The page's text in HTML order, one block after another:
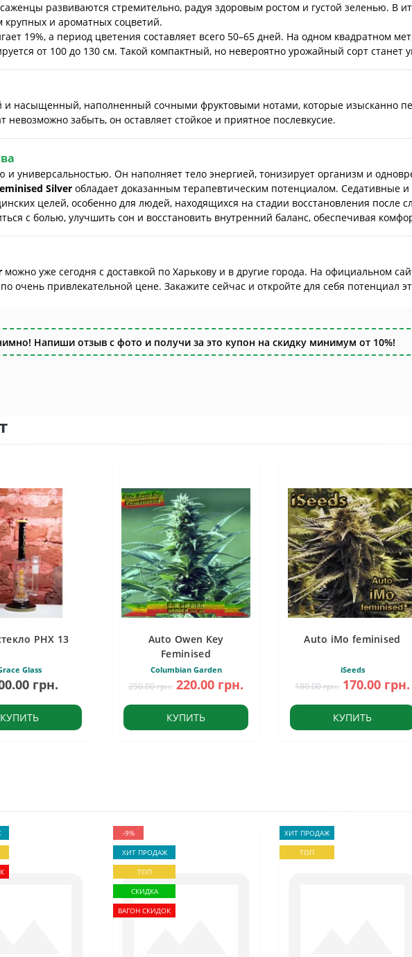
развиваются стремительно, радуя здоровым ростом и густой зеленью. В
и ароматных соцветий.
19%, а период цветения составляет всего 50–65 дней. На одном квадратном
от 100 до 130 см. Такой компактный, но невероятно урожайный сорт
и насыщенный, наполненный сочными фруктовыми нотами, которые изысканно
забыть, он оставляет стойкое и приятное послевкусие.
и универсальностью. Он наполняет тело энергией, тонизирует организм и
Silver обладает доказанным терапевтическим потенциалом. Седативные
целей, особенно для людей, находящихся на стадии восстановления после
с болью, улучшить сон и восстановить внутренний баланс, обеспечивая
можно уже сегодня с доставкой по Харькову и в другие города. На официальном
привлекательной цене. Закажите сейчас и откройте для себя потенциал
Напиши отзыв с фото и получи за это купон на скидку минимум от 10%!
PHX 13
Glass
грн.
КУПИТЬ
Auto Owen Key
Feminised
Columbian Garden
250.00 грн. 220.00 грн.
КУПИТЬ
Auto iMo feminised
iSeeds
180.00 грн. 170.00 грн.
КУПИТЬ
-9%
ХИТ ПРОДАЖ
ТОП
СКИДКА
ВАГОН СКИДОК
ХИТ ПРОДАЖ
ТОП